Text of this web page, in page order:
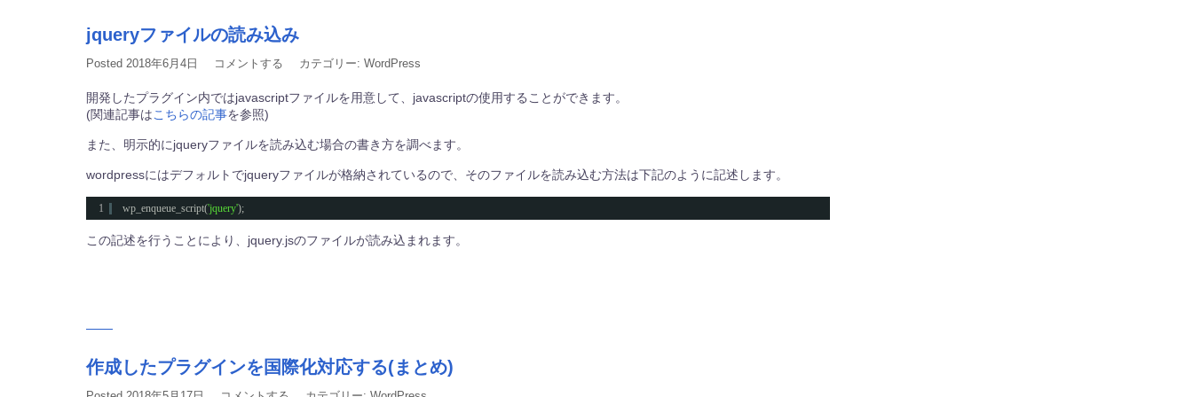
jqueryファイルの読み込み
Posted 2018年6月4日 コメントする カテゴリー: WordPress
開発したプラグイン内ではjavascriptファイルを用意して、javascriptの使用することができます。
(関連記事は こちらの記事を参照)
また、明示的にjqueryファイルを読み込む場合の書き方を調べます。
wordpressにはデフォルトでjqueryファイルが格納されているので、そのファイルを読み込む方法は下記のように記述します。
1 wp_enqueue_script('jquery');
この記述を行うことにより、jquery.jsのファイルが読み込まれます。
作成したプラグインを国際化対応する(まとめ)